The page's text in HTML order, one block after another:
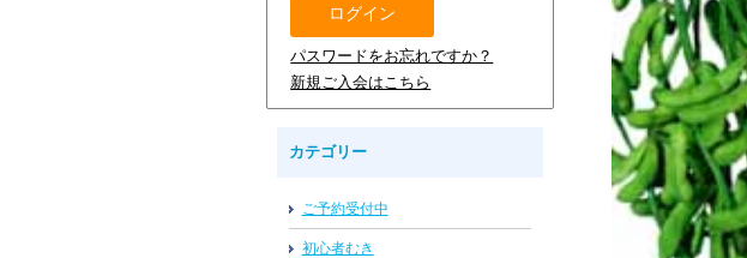
パスワードをお忘れですか？
新規ご入会はこちら
カテゴリー
ご予約受付中
初心者むき